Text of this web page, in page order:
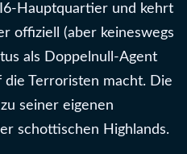
Hauptquartier und kehrt
offiziell (aber keineswegs
als Doppelnull-Agent
die Terroristen macht. Die
seiner eigenen
schottischen Highlands.